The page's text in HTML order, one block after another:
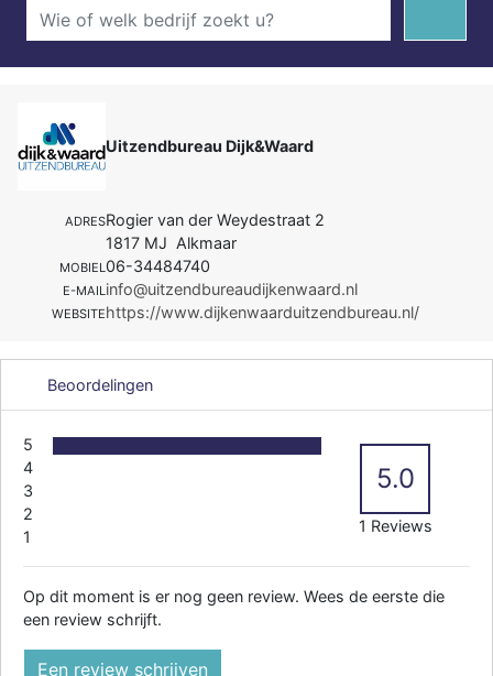
Uitzendbureau Dijk&Waard
ADRESRogier van der Weydestraat 2
1817 MJ Alkmaar
MOBIEL 06-34484740
E-MAIL info@uitzendbureaudijkenwaard.nl
WEBSITEhttps://www.dijkenwaarduitzendbureau.nl/
Beoordelingen
5
4
3
2
1
5.0
1 Reviews
Op dit moment is er nog geen review. Wees de eerste die
een review schrijft.
Een review schrijven